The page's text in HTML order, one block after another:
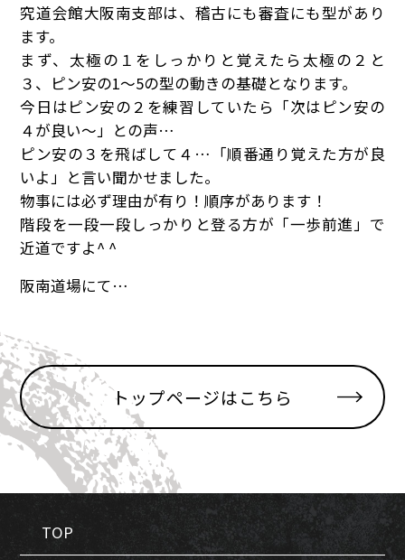
究道会館大阪南支部は、稽古にも審査にも型があり
ます。
まず、太極の１をしっかりと覚えたら太極の２と
３、ピン安の1〜5の型の動きの基礎となります。
今日はピン安の２を練習していたら「次はピン安の
４が良い〜」との声…
ピン安の３を飛ばして４…「順番通り覚えた方が良
いよ」と言い聞かせました。
物事には必ず理由が有り！順序があります！
階段を一段一段しっかりと登る方が「一歩前進」で
近道ですよ^ ^
阪南道場にて…
トップページはこちら
TOP